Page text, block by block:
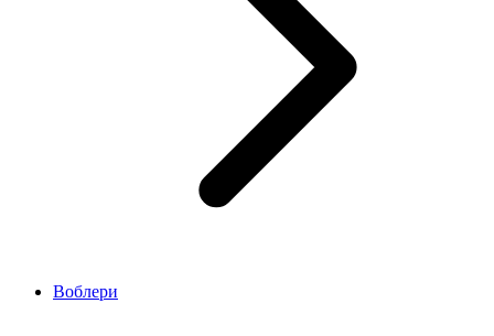
Воблери